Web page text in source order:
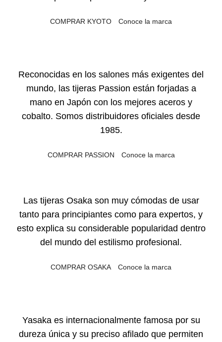
COMPRAR KYOTO Conoce la marca
Reconocidas en los salones más exigentes del
mundo, las tijeras Passion están forjadas a
mano en Japón con los mejores aceros y
cobalto. Somos distribuidores oficiales desde
1985.
COMPRAR PASSION Conoce la marca
Las tijeras Osaka son muy cómodas de usar
tanto para principiantes como para expertos, y
esto explica su considerable popularidad dentro
del mundo del estilismo profesional.
COMPRAR OSAKA Conoce la marca
Yasaka es internacionalmente famosa por su
dureza única y su preciso afilado que permiten